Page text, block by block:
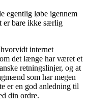
egentlig løbe igennem
er bare ikke særlig
internet
det længe har været et
retningslinjer, og at
som har megen
er en god anledning til
din ordre.